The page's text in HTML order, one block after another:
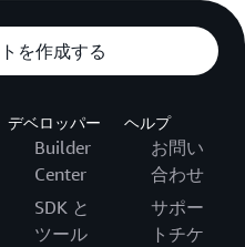
を作成する
デベロッパー
Builder
Center
SDK と
ツール
ヘルプ
お問い
合わせ
サポー
トチケ